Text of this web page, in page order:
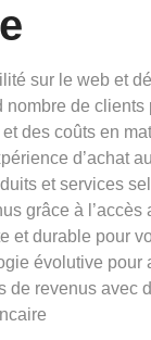
sur le web et
nombre de
des coûts en
d’achat
et services
grâce à
et durable pour
évolutive
de revenus avec